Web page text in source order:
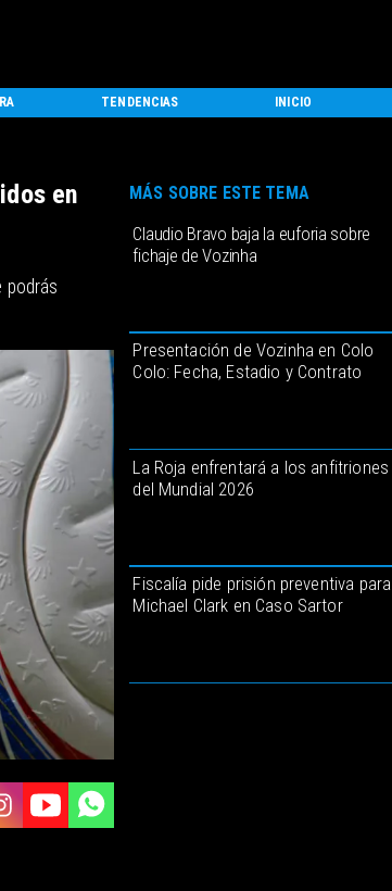
TENDENCIAS INICIO
Claudio Bravo baja la euforia sobre
fichaje de Vozinha
Presentación de Vozinha en Colo
Colo: Fecha, Estadio y Contrato
La Roja enfrentará a los anfitriones
del Mundial 2026
Fiscalía pide prisión preventiva para
Michael Clark en Caso Sartor
MÁS SOBRE ESTE TEMA
en
podrás